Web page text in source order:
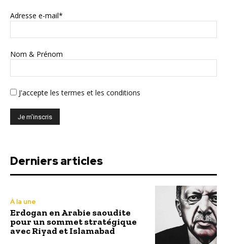
Adresse e-mail*
Nom & Prénom
J'accepte les termes et les conditions
Derniers articles
À la une
Erdogan en Arabie saoudite
pour un sommet stratégique
avec Riyad et Islamabad